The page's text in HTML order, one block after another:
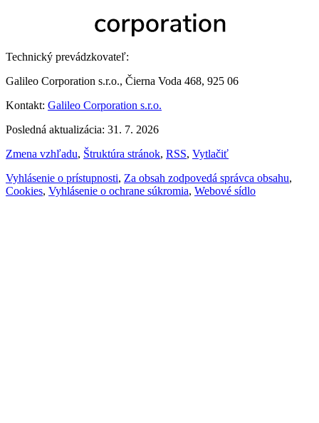
Technický prevádzkovateľ:
Galileo Corporation s.r.o., Čierna Voda 468, 925 06
Kontakt: Galileo Corporation s.r.o.
Posledná aktualizácia: 31. 7. 2026
Zmena vzhľadu, Štruktúra stránok, RSS, Vytlačiť
Vyhlásenie o prístupnosti, Za obsah zodpovedá správca obsahu,
Cookies, Vyhlásenie o ochrane súkromia, Webové sídlo